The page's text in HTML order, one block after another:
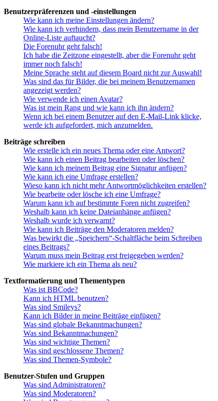
Benutzerpräferenzen und -einstellungen
Wie kann ich meine Einstellungen ändern?
Wie kann ich verhindern, dass mein Benutzername in der
Online-Liste auftaucht?
Die Forenuhr geht falsch!
Ich habe die Zeitzone eingestellt, aber die Forenuhr geht
immer noch falsch!
Meine Sprache steht auf diesem Board nicht zur Auswahl!
Was sind das für Bilder, die bei meinem Benutzernamen
angezeigt werden?
Wie verwende ich einen Avatar?
Was ist mein Rang und wie kann ich ihn ändern?
Wenn ich bei einem Benutzer auf den E-Mail-Link klicke,
werde ich aufgefordert, mich anzumelden.
Beiträge schreiben
Wie erstelle ich ein neues Thema oder eine Antwort?
Wie kann ich einen Beitrag bearbeiten oder löschen?
Wie kann ich meinem Beitrag eine Signatur anfügen?
Wie kann ich eine Umfrage erstellen?
Wieso kann ich nicht mehr Antwortmöglichkeiten erstellen?
Wie bearbeite oder lösche ich eine Umfrage?
Warum kann ich auf bestimmte Foren nicht zugreifen?
Weshalb kann ich keine Dateianhänge anfügen?
Weshalb wurde ich verwarnt?
Wie kann ich Beiträge den Moderatoren melden?
Was bewirkt die „Speichern“-Schaltfläche beim Schreiben
eines Beitrags?
Warum muss mein Beitrag erst freigegeben werden?
Wie markiere ich ein Thema als neu?
Textformatierung und Thementypen
Was ist BBCode?
Kann ich HTML benutzen?
Was sind Smileys?
Kann ich Bilder in meine Beiträge einfügen?
Was sind globale Bekanntmachungen?
Was sind Bekanntmachungen?
Was sind wichtige Themen?
Was sind geschlossene Themen?
Was sind Themen-Symbole?
Benutzer-Stufen und Gruppen
Was sind Administratoren?
Was sind Moderatoren?